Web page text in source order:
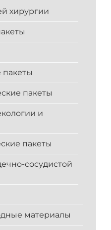
хирургии
пакеты
и
пакеты
сосудистой
материалы